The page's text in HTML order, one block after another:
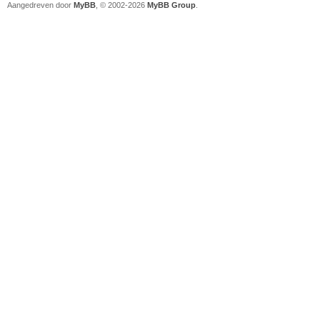
Aangedreven door MyBB , © 2002-2026 MyBB Group